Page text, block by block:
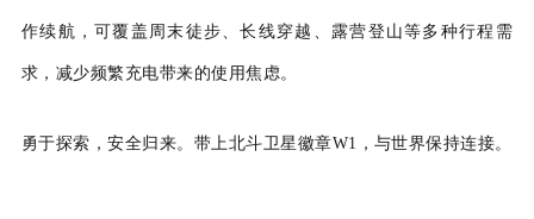
作续航 ，可覆盖周末徒步、长线穿越、露营登山等多种行程需
求，减少频繁充电带来的使用焦虑。
勇于探索，安全归来。带上北斗卫星徽章W1，与世界保持连接。